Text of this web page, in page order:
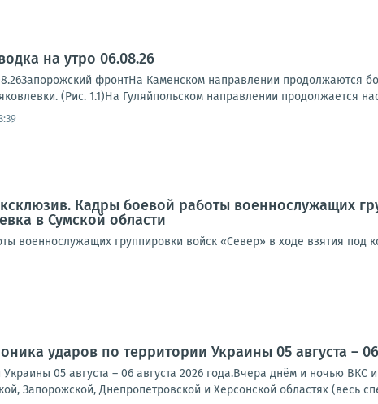
на утро 06.08.26
фронтНа Каменском направлении продолжаются
(Рис. 1.1)На Гуляйпольском направлении продолжается
Кадры боевой работы военнослужащих
в Сумской области
военнослужащих группировки войск «Север» в ходе взятия под
ударов по территории Украины 05 августа – 06
05 августа – 06 августа 2026 года.Вчера днём и ночью
Запорожской, Днепропетровской и Херсонской областях (весь